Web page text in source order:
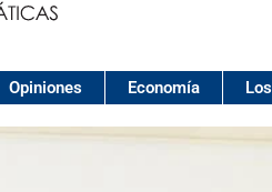
Opiniones Economía